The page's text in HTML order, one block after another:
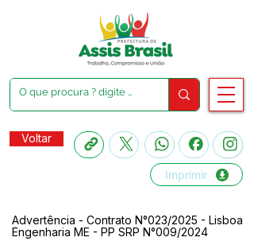
Voltar
Imprimir
Advertência - Contrato N°023/2025 - Lisboa
Engenharia ME - PP SRP N°009/2024